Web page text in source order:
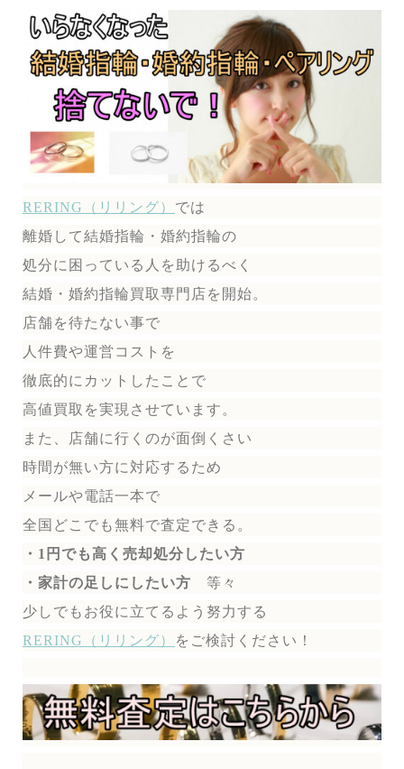
RERING（リリング） では
離婚して結婚指輪・婚約指輪の
処分に困っている人を助けるべく
結婚・婚約指輪買取専門店を開始。
店舗を待たない事で
人件費や運営コストを
徹底的にカットしたことで
高値買取を実現させています。
また、店舗に行くのが面倒くさい
時間が無い方に対応するため
メールや電話一本で
全国どこでも無料で査定できる。
・1円でも高く売却処分したい方
・家計の足しにしたい方 等々
少しでもお役に立てるよう努力する
RERING（リリング）
を ご検討ください！